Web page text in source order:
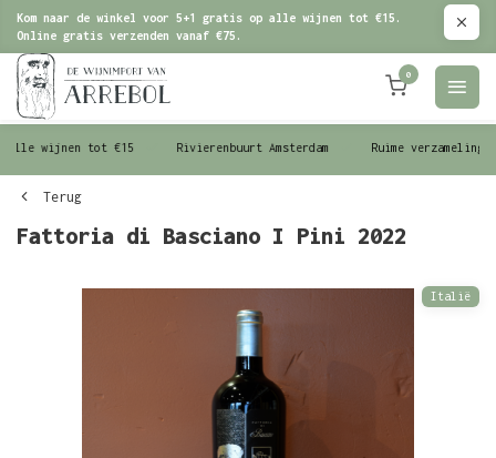
Kom naar de winkel voor 5+1 gratis op alle wijnen tot €15.
Online gratis verzenden vanaf €75.
0
wijnen tot €15 Rivierenbuurt Amsterdam Ruime verzameling
Terug
Fattoria di Basciano I Pini 2022
Italië